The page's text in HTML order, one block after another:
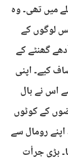
میں تھی۔ وہ
لوگوں کے
گھنٹے کے
کیے۔ اپنی
اس نے بال
کے کوٹوں
رومال سے
بڑی جرأت